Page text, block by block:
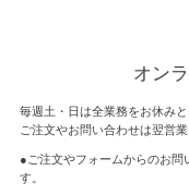
オン
毎週土・日は全業務をお休み
ご注文やお問い合わせは翌営
●ご注文やフォームからのお問
す。